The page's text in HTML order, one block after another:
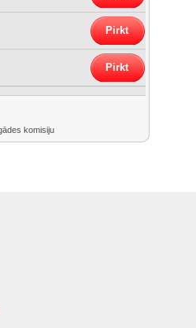
Pirkt
Pirkt
komisiju